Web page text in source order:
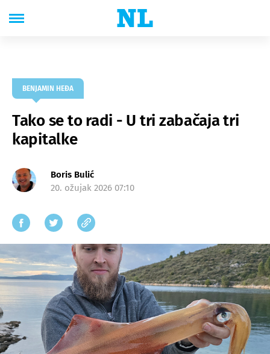
BENJAMIN HEĐA
Tako se to radi - U tri zabačaja tri
kapitalke
Boris Bulić
20. ožujak 2026 07:10